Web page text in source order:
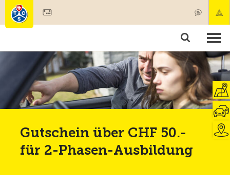
Mitgliedschaft & Leistungen
Test, Sicherheit & Gesundheit
Gutschein über CHF 50.-
für 2-Phasen-Ausbildung